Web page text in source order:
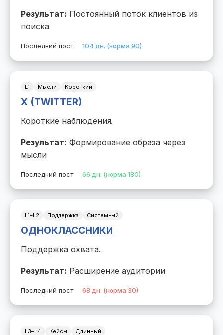
Результат: Постоянный поток клиентов из
поиска
Последний пост: 104 дн. (норма 90)
L1 Мысли Короткий
X (TWITTER)
Короткие наблюдения.
Результат: Формирование образа через
мысли
Последний пост: 66 дн. (норма 180)
L1–L2 Поддержка Системный
ОДНОКЛАССНИКИ
Поддержка охвата.
Результат: Расширение аудитории
Последний пост: 68 дн. (норма 30)
L3–L4 Кейсы Длинный